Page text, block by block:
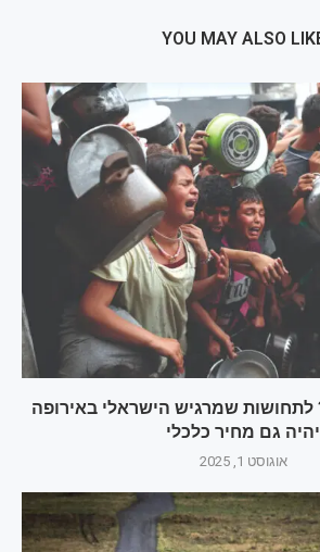
YOU MAY ALSO
לתחושות שמרגיש הישראלי באירופה
יהיה גם מחיר כלכלי
אוגוסט 1, 2025